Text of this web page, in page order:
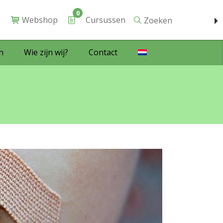
Webshop
0
Cursussen Zoeken
Wie zijn wij? Contact